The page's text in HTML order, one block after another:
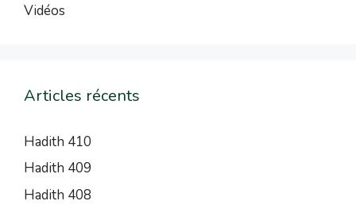
Vidéos
Articles récents
Hadith 410
Hadith 409
Hadith 408